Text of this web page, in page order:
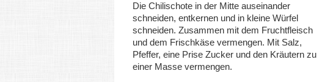
Die Chilischote in der Mitte auseinander
schneiden, entkernen und in kleine Würfel
schneiden. Zusammen mit dem Fruchtfleisch
und dem Frischkäse vermengen. Mit Salz,
Pfeffer, eine Prise Zucker und den Kräutern zu
einer Masse vermengen.